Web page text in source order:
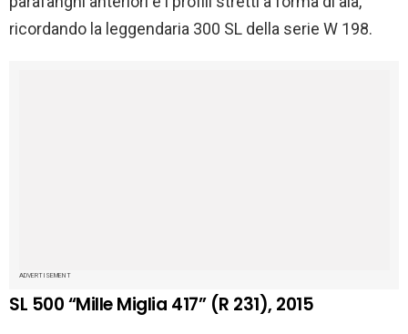
ricordando la leggendaria 300 SL della serie W 198.
ADVERTISEMENT
SL 500 “Mille Miglia 417” (R 231), 2015